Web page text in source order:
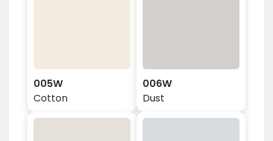
005W
Cotton
006W
Dust